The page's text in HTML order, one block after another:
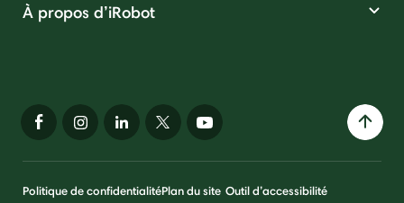
À propos d’iRobot
Politique de confidentialitéPlan du site Outil d’accessibilité